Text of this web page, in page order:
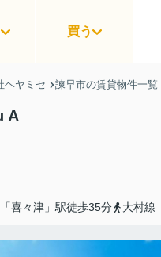
買う
ヘヤミセ 諫早市の賃貸物件一覧
A
喜々津」駅徒歩35分 大村線